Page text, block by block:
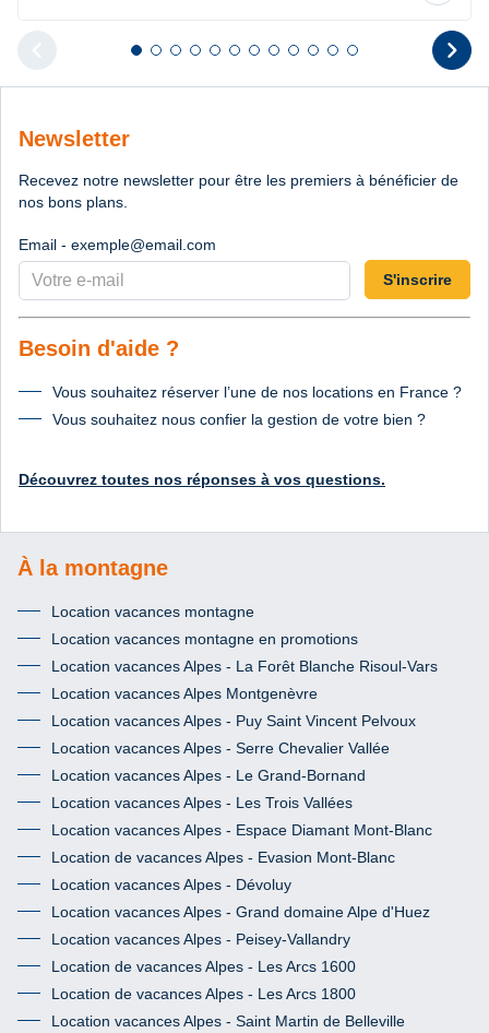
Diapositive chevron_right
Diapositive 1 sur 12
Diapositive 2 sur 12
Diapositive 3 sur 12
Diapositive 4 sur 12
Diapositive 5 sur 12
Diapositive 6 sur 12
Diapositive 7 sur 12
Diapositive 8 sur 12
Diapositive 9 sur 12
Diapositive 10 sur 12
Diapositive 11 sur 12
Diapositive 12 sur
Newsletter
Recevez notre newsletter pour être les premiers à bénéficier de
nos bons plans.
Email - exemple@email.com
S'inscrire
Besoin d'aide ?
Vous souhaitez réserver l’une de nos locations en France ?
Vous souhaitez nous confier la gestion de votre bien ?
Découvrez toutes nos réponses à vos questions.
À la montagne
Location vacances montagne
Location vacances montagne en promotions
Location vacances Alpes - La Forêt Blanche Risoul-Vars
Location vacances Alpes Montgenèvre
Location vacances Alpes - Puy Saint Vincent Pelvoux
Location vacances Alpes - Serre Chevalier Vallée
Location vacances Alpes - Le Grand-Bornand
Location vacances Alpes - Les Trois Vallées
Location vacances Alpes - Espace Diamant Mont-Blanc
Location de vacances Alpes - Evasion Mont-Blanc
Location vacances Alpes - Dévoluy
Location vacances Alpes - Grand domaine Alpe d'Huez
Location vacances Alpes - Peisey-Vallandry
Location de vacances Alpes - Les Arcs 1600
Location de vacances Alpes - Les Arcs 1800
Location vacances Alpes - Saint Martin de Belleville